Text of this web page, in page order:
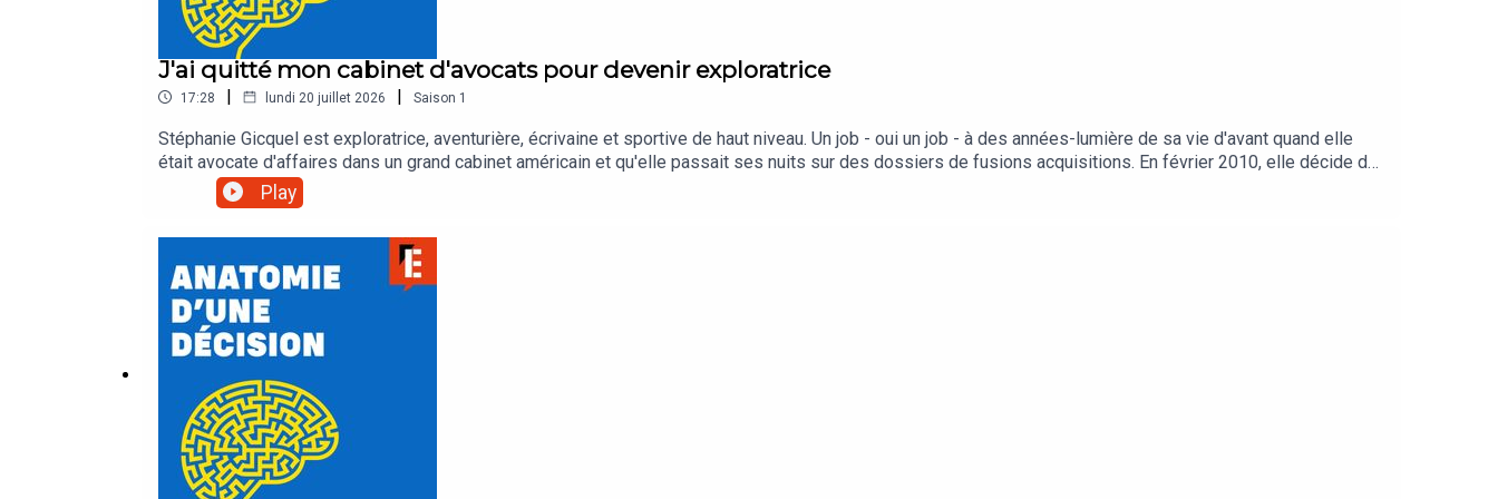
J'ai quitté mon cabinet d'avocats pour devenir exploratrice
17:28 | lundi 20 juillet 2026 | Saison 1
Stéphanie Gicquel est exploratrice, aventurière, écrivaine et sportive de haut niveau. Un job - oui un job - à des années-lumière de sa vie d'avant quand elle
était avocate d'affaires dans un grand cabinet américain et qu'elle passait ses nuits sur des dossiers de fusions acquisitions. En février 2010, elle décide de
changer de vie.Dans cet épisode, Stéphanie Gicquel raconte comment on prépare un tel virage, tant professionnel que personnel, au micro de Béatrice
Mathieu, grand-reporter à L'Express.Retrouvez tous les détails de l'épisode ici et abonnez vous à L'Express Podcasts L'équipe : Présentation : Béatrice
Studio Torrent Logo : Alice Lagarde Pour nous écrire : podcast@lexpress.fr Hébergé par Acast. Visitez acast.com/privacy pour plus d'informations.
Play